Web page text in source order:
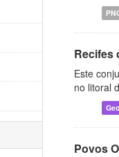
Recifes
Este
no litoral
Povos